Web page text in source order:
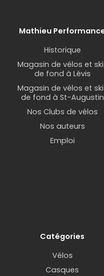
Mathieu
Historique
Magasin de vélos et
de fond à Lévis
Magasin de vélos et
de fond à St-Augustin
Nos Clubs de vélos
Nos auteurs
Emploi
Catégories
Vélos
Casques